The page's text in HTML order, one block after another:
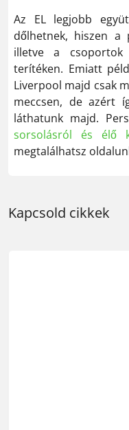
Az EL legjobb
dőlhetnek, hiszen a
illetve a csoportok
terítéken. Emiatt
Liverpool majd csak
meccsen, de azért
láthatunk majd.
sorsolásról és élő
megtalálhatsz
Kapcsold cikkek